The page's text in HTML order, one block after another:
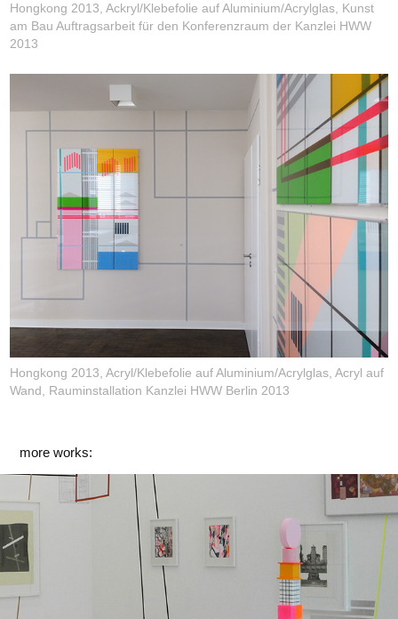
Hongkong 2013, Ackryl/Klebefolie auf Aluminium/Acrylglas, Kunst
am Bau Auftragsarbeit für den Konferenzraum der Kanzlei HWW
2013
Hongkong 2013, Acryl/Klebefolie auf Aluminium/Acrylglas, Acryl auf
Wand, Rauminstallation Kanzlei HWW Berlin 2013
more works:
Tschtinzscht II, Kunstmuseum DKW, Cottbus